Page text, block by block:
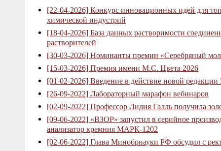
[22-04-2026] Конкурс инновационных идей для
химической индустрий
[18-04-2026] База данных растворимости
растворителей
[30-03-2026] Номинанты премии «Серебряный
[15-03-2026] Премия имени М.С. Цвета 2026
[01-02-2026] Введение в действие новой
[26-09-2022] Лабораторный марафон вебинаров
[02-09-2022] Профессор Лидия Галль получила
[09-06-2022] «ВЗОР» запустил в серийное
анализатор кремния МАРК-1202
[02-06-2022] Глава Минобрнауки РФ обсудил с